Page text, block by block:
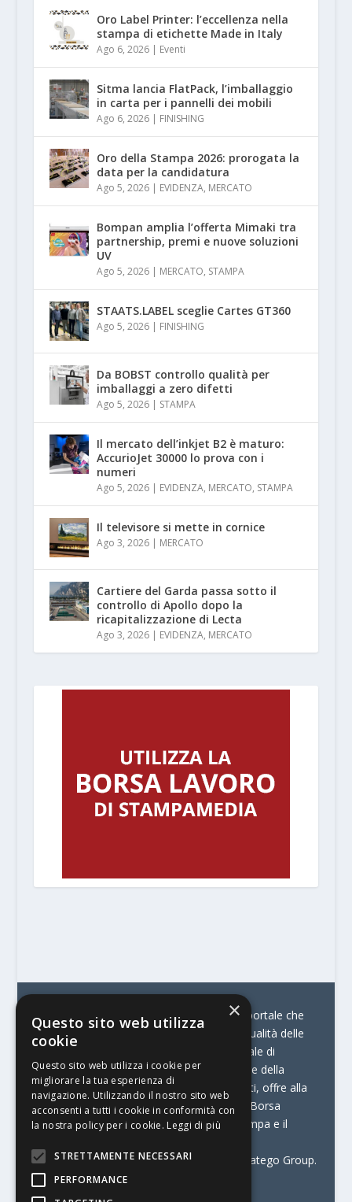
Oro Label Printer: l’eccellenza nella
stampa di etichette Made in Italy
Ago 6, 2026| Eventi
Sitma lancia FlatPack, l’imballaggio
in carta per i pannelli dei mobili
Ago 6, 2026| FINISHING
Oro della Stampa 2026: prorogata la
data per la candidatura
Ago 5, 2026| EVIDENZA, MERCATO
Bompan amplia l’offerta Mimaki tra
partnership, premi e nuove soluzioni
UV
Ago 5, 2026| MERCATO, STAMPA
STAATS.LABEL sceglie Cartes GT360
Ago 5, 2026| FINISHING
Da BOBST controllo qualità per
imballaggi a zero difetti
Ago 5, 2026| STAMPA
Il mercato dell’inkjet B2 è maturo:
AccurioJet 30000 lo prova con i
numeri
Ago 5, 2026| EVIDENZA, MERCATO, STAMPA
Il televisore si mette in cornice
Ago 3, 2026| MERCATO
Cartiere del Garda passa sotto il
controllo di Apollo dopo la
ricapitalizzazione di Lecta
Ago 3, 2026| EVIDENZA, MERCATO
© Stratego Group –
stampamedia.net è il portale che
racconta le innovazioni tecnologiche e l’attualità delle
aziende di stampa e di converting. È il portale di
riferimento per chi opera in Italia nel settore della
comunicazione stampata. Oltre ai contenuti, offre alla
propria community diversi servizi come:
la Borsa
Lavoro, la Print Connection, i Big della Stampa e il
Stampamedia.net è una delle testate di Stratego Group.
Partita IVA
×
Questo sito web utilizza
cookie
Questo sito web utilizza i cookie per
migliorare la tua esperienza di
navigazione. Utilizzando il nostro sito web
acconsenti a tutti i cookie in conformità con
la nostra policy per i cookie. Leggi di più
STRETTAMENTE NECESSARI
PERFORMANCE